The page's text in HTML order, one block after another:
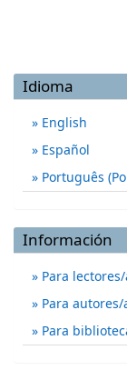
Idioma
English
Español
Português
Información
Para lectores/
Para autores/
Para